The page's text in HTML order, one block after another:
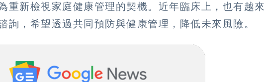
重新檢視家庭健康管理的契機。近年臨床上，也有越來
詢，希望透過共同預防與健康管理，降低未來風險。